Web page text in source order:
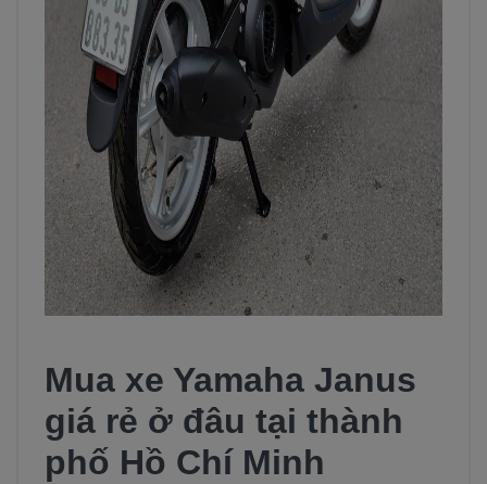
Mua xe Yamaha Janus
giá rẻ ở đâu tại thành
phố Hồ Chí Minh